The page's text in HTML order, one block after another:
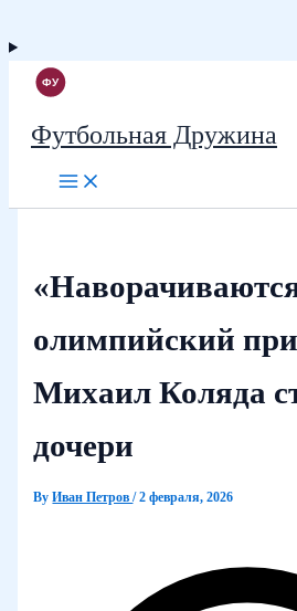
Футбольная Дружина
олимпийский
Михаил Коляда
дочери
ByИван Петров/2 февраля, 2026